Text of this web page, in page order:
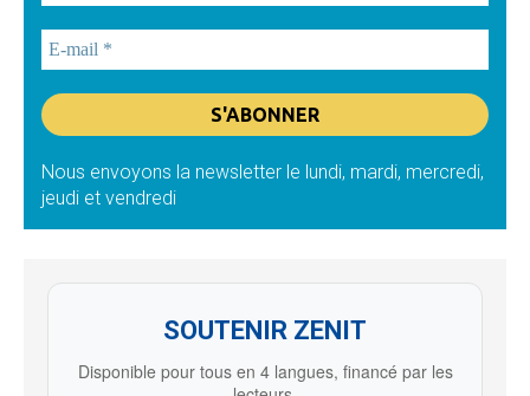
Nous envoyons la newsletter le lundi, mardi, mercredi,
jeudi et vendredi
SOUTENIR ZENIT
Disponible pour tous en 4 langues, financé par les